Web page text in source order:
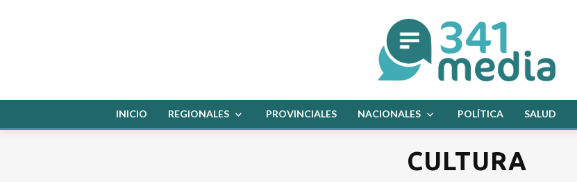
INICIO REGIONALES PROVINCIALES NACIONALES POLÍTICA SALUD
CULTURA